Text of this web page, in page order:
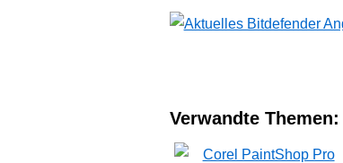
Verwandte Themen: